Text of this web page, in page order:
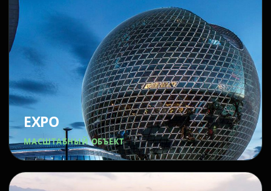
EXPO
МАСШТАБНЫЙ ОБЪЕКТ